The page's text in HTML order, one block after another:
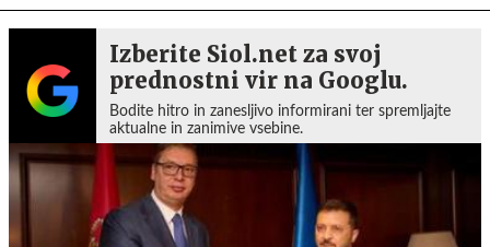
Izberite Siol.net za svoj
prednostni vir na Googlu.
Bodite hitro in zanesljivo informirani ter spremljajte
aktualne in zanimive vsebine.